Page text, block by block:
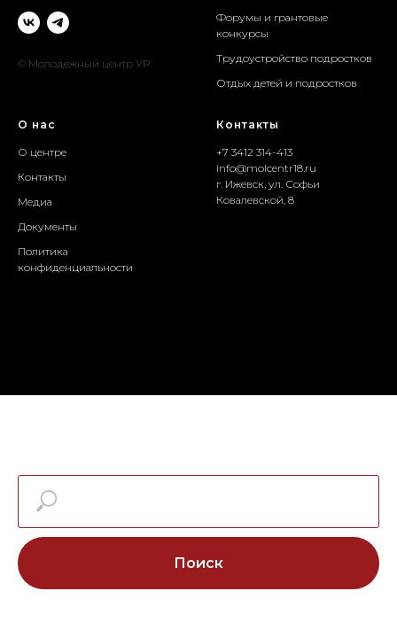
© Молодежный центр УР
Форумы и грантовые
конкурсы
Трудоустройство подростков
Отдых детей и подростков
О нас
О центре
Контакты
Медиа
Документы
Политика
конфиденциальности
Контакты
+7 3412 314-413
info@molcentr18.ru
г. Ижевск, ул. Софьи
Ковалевской, 8
Поиск